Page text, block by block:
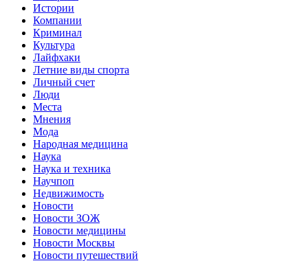
Истории
Компании
Криминал
Культура
Лайфхаки
Летние виды спорта
Личный счет
Люди
Места
Мнения
Мода
Народная медицина
Наука
Наука и техника
Научпоп
Недвижимость
Новости
Новости ЗОЖ
Новости медицины
Новости Москвы
Новости путешествий